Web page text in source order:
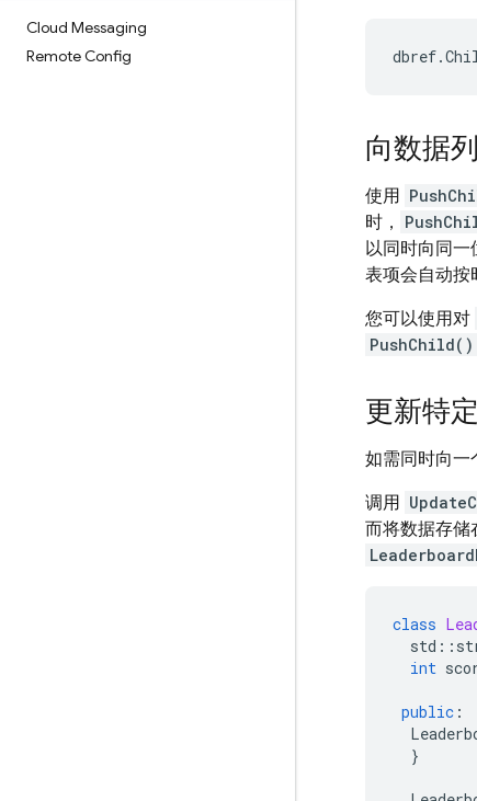
Cloud Messaging
Remote Config
dbref.
向数据
使用
时，
以同时向同一
表项会自动按
您可以使用对
PushChild()
更新特
如需同时向一
调用
而将数据存储
class
std ::
int
public :
}